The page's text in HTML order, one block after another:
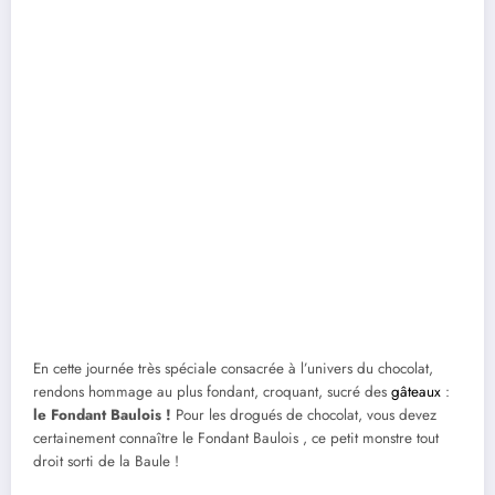
En cette journée très spéciale consacrée à l’univers du chocolat,
rendons hommage au plus fondant, croquant, sucré des gâteaux :
le Fondant Baulois ! Pour les drogués de chocolat, vous devez
certainement connaître le Fondant Baulois , ce petit monstre tout
droit sorti de la Baule !